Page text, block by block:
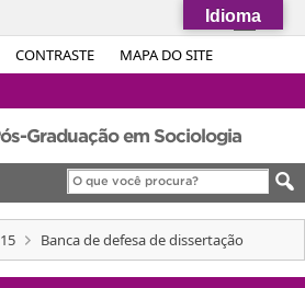
CONTRASTE MAPA DO SITE
Simplifique!
Acesso à informação
Legislação
Canais
Graduação em Sociologia
15 Banca de defesa de dissertação
Idioma